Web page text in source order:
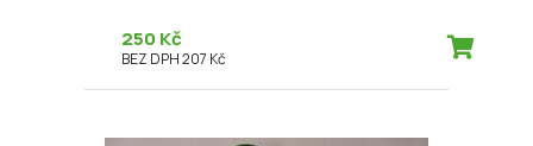
250 Kč
BEZ DPH 207 Kč